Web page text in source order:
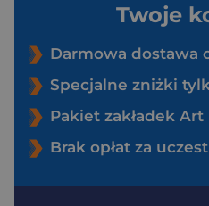
Twoje
Darmowa dostawa
Specjalne zniżki
Pakiet zakładek Art
Brak opłat za